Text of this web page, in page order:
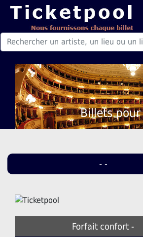
Billets pour
- -
Forfait confort -